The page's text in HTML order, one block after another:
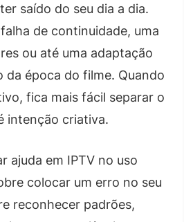
saído do seu dia a dia.
de continuidade, uma
ou até uma adaptação
da época do filme. Quando
fica mais fácil separar o
intenção criativa.
ajuda em IPTV no uso
colocar um erro no seu
reconhecer padrões,